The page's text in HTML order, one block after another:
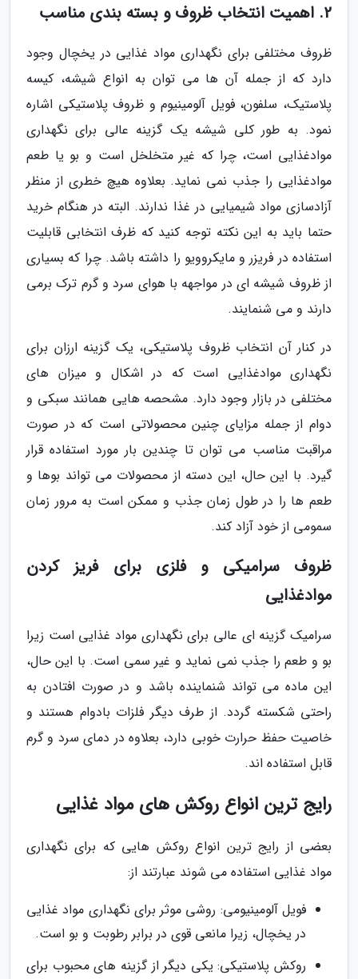
2. اهمیت انتخاب ظروف و بسته بندی مناسب
ظروف مختلفی برای نگهداری مواد غذایی در یخچال وجود
دارد که از جمله آن ها می توان به انواع شیشه، کیسه
پلاستیک، سلفون، فویل آلومینیوم و ظروف پلاستیکی اشاره
نمود. به طور کلی شیشه یک گزینه عالی برای نگهداری
موادغذایی است، چرا که غیر متخلخل است و بو یا طعم
موادغذایی را جذب نمی نماید. بعلاوه هیچ خطری از منظر
آزادسازی مواد شیمیایی در غذا ندارند. البته در هنگام خرید
حتما باید به این نکته توجه کنید که ظرف انتخابی قابلیت
استفاده در فریزر و مایکروویو را داشته باشد. چرا که بسیاری
از ظروف شیشه ای در مواجهه با هوای سرد و گرم ترک برمی
دارند و می شنمایند.
در کنار آن انتخاب ظروف پلاستیکی، یک گزینه ارزان برای
نگهداری موادغذایی است که در اشکال و میزان های
مختلفی در بازار وجود دارد. مشحصه هایی همانند سبکی و
دوام از جمله مزایای چنین محصولاتی است که در صورت
مراقبت مناسب می توان تا چندین بار مورد استفاده قرار
گیرد. با این حال، این دسته از محصولات می تواند بوها و
طعم ها را در طول زمان جذب و ممکن است به مرور زمان
سمومی از خود آزاد کند.
ظروف سرامیکی و فلزی برای فریز کردن
موادغذایی
سرامیک گزینه ای عالی برای نگهداری مواد غذایی است زیرا
بو و طعم را جذب نمی نماید و غیر سمی است. با این حال،
این ماده می تواند شنماینده باشد و در صورت افتادن به
راحتی شکسته گردد. از طرف دیگر فلزات بادوام هستند و
خاصیت حفظ حرارت خوبی دارد، بعلاوه در دمای سرد و گرم
قابل استفاده اند.
رایج ترین انواع روکش های مواد غذایی
بعضی از رایج ترین انواع روکش هایی که برای نگهداری
مواد غذایی استفاده می شوند عبارتند از:
فویل آلومینیومی: روشی موثر برای نگهداری مواد غذایی
در یخچال، زیرا مانعی قوی در برابر رطوبت و بو است.
روکش پلاستیکی: یکی دیگر از گزینه های محبوب برای